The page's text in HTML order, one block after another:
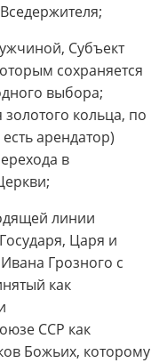
Субъект
сохраняется
выбора;
кольца, по
арендатор)
в
линии
Царя и
Грозного с
как
ССР как
Божьих, которому